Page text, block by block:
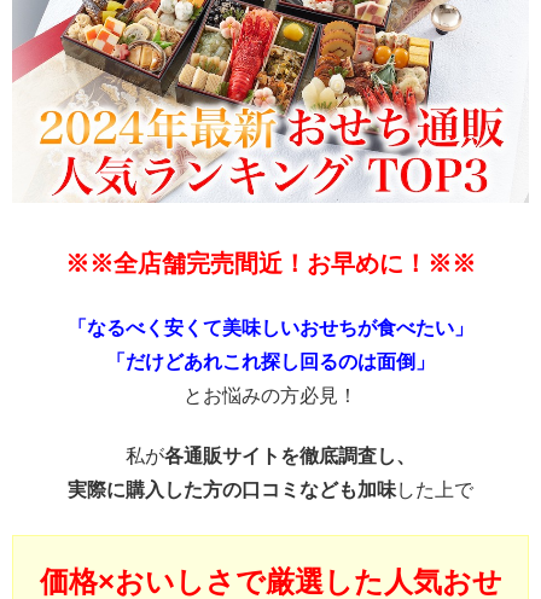
※※全店舗完売間近！お早めに！※※
「なるべく安くて美味しいおせちが食べたい」
「だけどあれこれ探し回るのは面倒」
とお悩みの方必見！
私が各通販サイトを徹底調査し、
実際に購入した方の口コミなども加味した上で
価格×おいしさで厳選した人気おせ